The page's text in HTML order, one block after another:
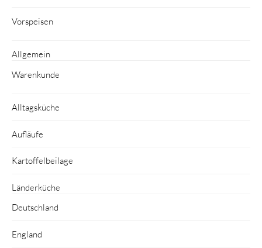
Vorspeisen
Allgemein
Warenkunde
Alltagsküche
Aufläufe
Kartoffelbeilage
Länderküche
Deutschland
England